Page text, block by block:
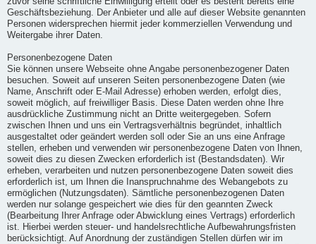
Geschäftsbeziehung. Der Anbieter und alle auf dieser Website genannten
Personen widersprechen hiermit jeder kommerziellen Verwendung und
Weitergabe ihrer Daten.
Personenbezogene Daten
Sie können unsere Webseite ohne Angabe personenbezogener Daten
besuchen. Soweit auf unseren Seiten personenbezogene Daten (wie
Name, Anschrift oder E-Mail Adresse) erhoben werden, erfolgt dies,
soweit möglich, auf freiwilliger Basis. Diese Daten werden ohne Ihre
ausdrückliche Zustimmung nicht an Dritte weitergegeben. Sofern
zwischen Ihnen und uns ein Vertragsverhältnis begründet, inhaltlich
ausgestaltet oder geändert werden soll oder Sie an uns eine Anfrage
stellen, erheben und verwenden wir personenbezogene Daten von Ihnen,
soweit dies zu diesen Zwecken erforderlich ist (Bestandsdaten). Wir
erheben, verarbeiten und nutzen personenbezogene Daten soweit dies
erforderlich ist, um Ihnen die Inanspruchnahme des Webangebots zu
ermöglichen (Nutzungsdaten). Sämtliche personenbezogenen Daten
werden nur solange gespeichert wie dies für den geannten Zweck
(Bearbeitung Ihrer Anfrage oder Abwicklung eines Vertrags) erforderlich
ist. Hierbei werden steuer- und handelsrechtliche Aufbewahrungsfristen
berücksichtigt. Auf Anordnung der zuständigen Stellen dürfen wir im